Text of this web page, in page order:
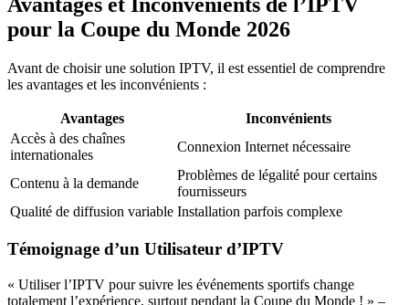
pour la Coupe du Monde 2026
Avant de choisir une solution IPTV, il est essentiel de comprendre
les avantages et les inconvénients :
Avantages
Inconvénients
Accès à des chaînes
internationales
Connexion Internet nécessaire
Contenu à la demande
Problèmes de légalité pour certains
fournisseurs
Qualité de diffusion variable Installation parfois complexe
Témoignage d’un Utilisateur d’IPTV
« Utiliser l’IPTV pour suivre les événements sportifs change
totalement l’expérience, surtout pendant la Coupe du Monde ! » –